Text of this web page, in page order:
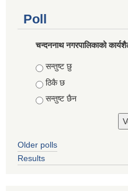
Poll
चन्दननाथ नगरपालिकाको
Choices
सन्तुष्ट छु
ठिकै छ
सन्तुष्ट छैन
Older polls
Results